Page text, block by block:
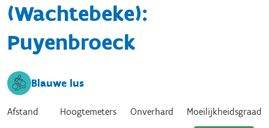
(Wachtebeke):
Puyenbroeck
Blauwe lus
Afstand Hoogtemeters Onverhard Moeilijkheidsgraad